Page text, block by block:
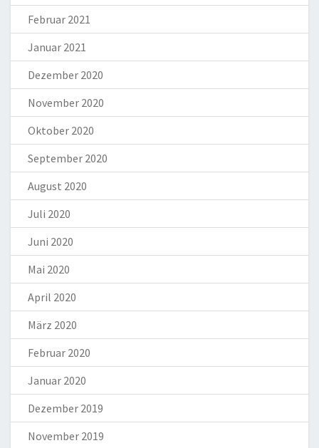
Februar 2021
Januar 2021
Dezember 2020
November 2020
Oktober 2020
September 2020
August 2020
Juli 2020
Juni 2020
Mai 2020
April 2020
März 2020
Februar 2020
Januar 2020
Dezember 2019
November 2019